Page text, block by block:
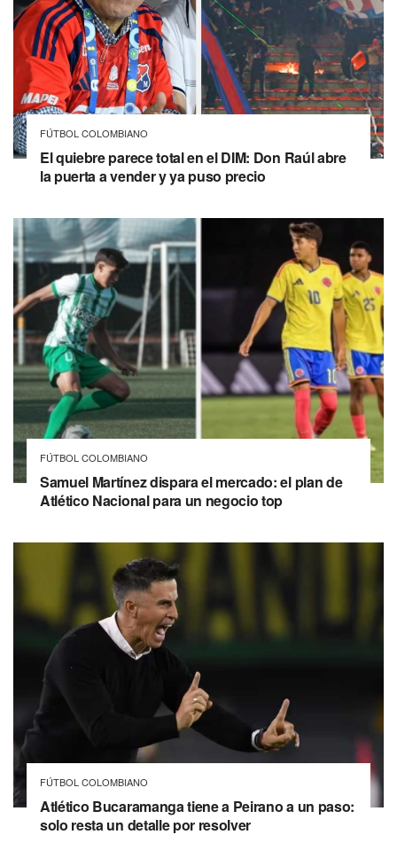
FÚTBOL COLOMBIANO
El quiebre parece total en el DIM: Don Raúl abre
la puerta a vender y ya puso precio
FÚTBOL COLOMBIANO
Samuel Martínez dispara el mercado: el plan de
Atlético Nacional para un negocio top
FÚTBOL COLOMBIANO
Atlético Bucaramanga tiene a Peirano a un paso:
solo resta un detalle por resolver